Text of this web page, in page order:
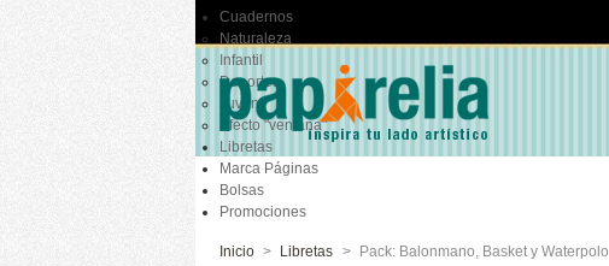
Cuadernos
Naturaleza
Infantil
Deportes
Juvenil
Efecto "ventana"
Libretas
Marca Páginas
Bolsas
Promociones
Inicio > Libretas > Pack: Balonmano, Basket y Waterpolo